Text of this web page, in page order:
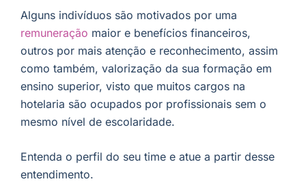
Alguns indivíduos são motivados por uma
remuneração maior e benefícios financeiros,
outros por mais atenção e reconhecimento, assim
como também, valorização da sua formação em
ensino superior, visto que muitos cargos na
hotelaria são ocupados por profissionais sem o
mesmo nível de escolaridade.
Entenda o perfil do seu time e atue a partir desse
entendimento.